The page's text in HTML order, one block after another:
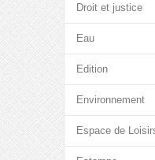
Droit et justice
Eau
Edition
Environnement
Espace de